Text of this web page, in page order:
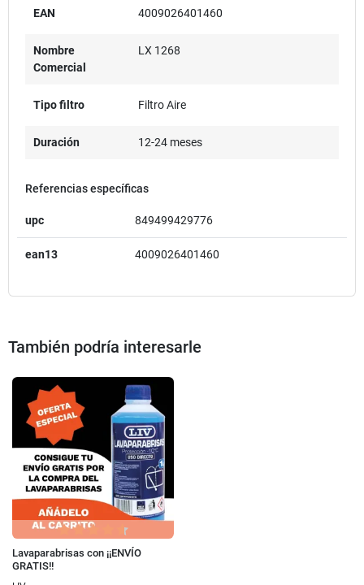
EAN 4009026401460
Nombre
Comercial
LX 1268
Tipo filtro Filtro Aire
Duración 12-24 meses
Referencias específicas
upc 849499429776
ean13 4009026401460
También podría interesarle
Lavaparabrisas con ¡¡ENVÍO
GRATIS!!